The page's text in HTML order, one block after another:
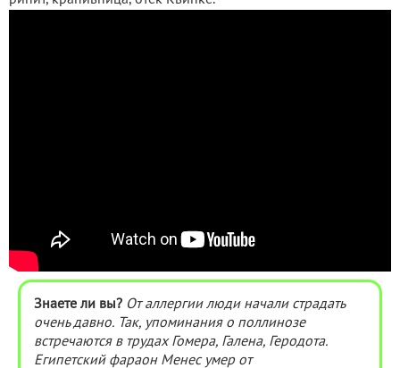
Знаете ли вы? От аллергии люди начали страдать
очень давно. Так, упоминания о поллинозе
встречаются в трудах Гомера, Галена, Геродота.
Египетский фараон Менес умер от